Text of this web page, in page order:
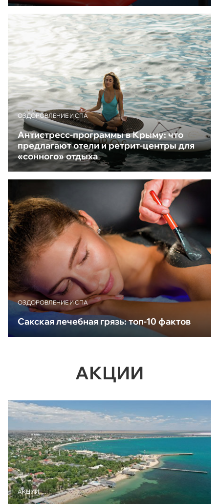
ОЗДОРОВЛЕНИЕ И СПА
Антистресс-программы в Крыму: что
предлагают отели и ретрит-центры для
«сонного» отдыха
ОЗДОРОВЛЕНИЕ И СПА
Сакская лечебная грязь: топ-10 фактов
АКЦИИ
АКЦИИ